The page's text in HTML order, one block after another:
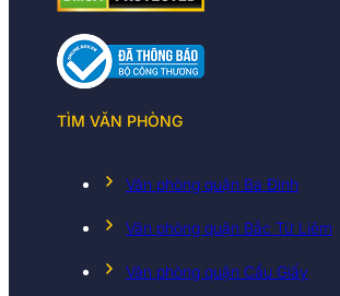
TÌM VĂN PHÒNG
Văn phòng quận Ba Đình
Văn phòng quận Bắc Từ Liêm
Văn phòng quận Cầu Giấy